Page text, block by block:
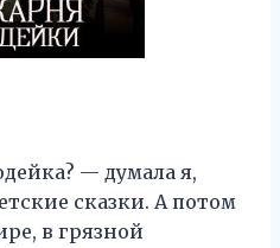
— думала я,
сказки. А потом
в грязной